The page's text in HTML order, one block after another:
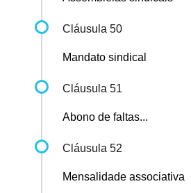
Cláusula 50
Mandato sindical
Cláusula 51
Abono de faltas...
Cláusula 52
Mensalidade associativa